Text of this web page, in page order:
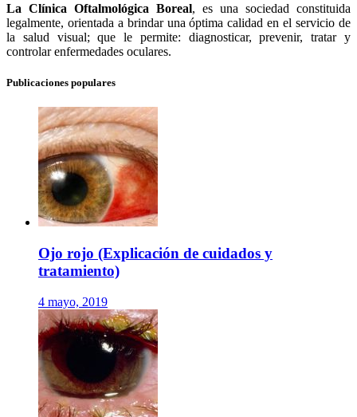
La Clínica Oftalmológica Boreal, es una sociedad constituida
legalmente, orientada a brindar una óptima calidad en el servicio de
la salud visual; que le permite: diagnosticar, prevenir, tratar y
controlar enfermedades oculares.
Publicaciones populares
Ojo rojo (Explicación de cuidados y
tratamiento)
4 mayo, 2019